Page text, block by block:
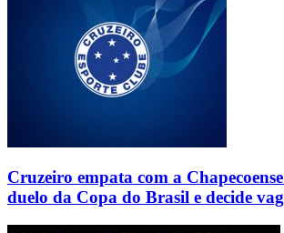
Cruzeiro empata com a
duelo da Copa do Brasil e decide